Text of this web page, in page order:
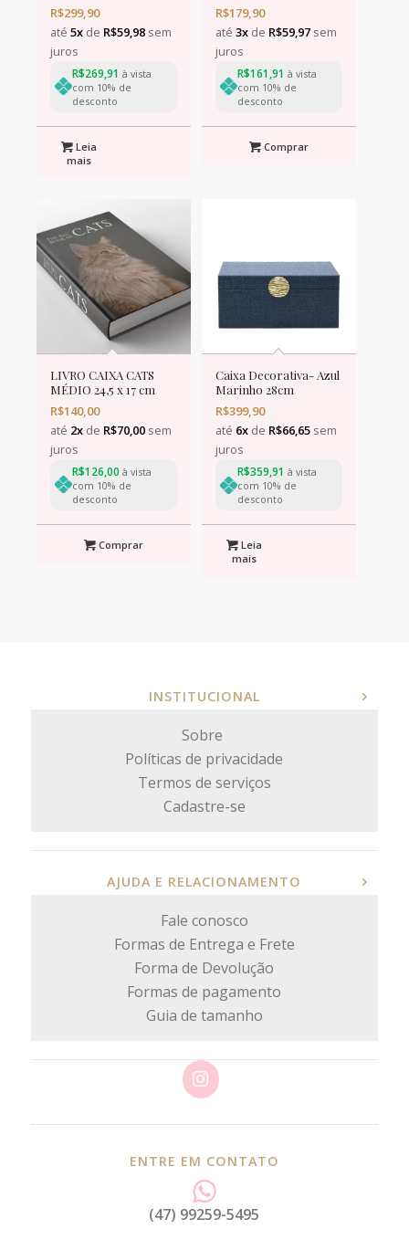
R$299,90
até 5xde R$59,98sem
juros
R$269,91 à vista
com 10% de
desconto
Leia
mais
R$179,90
até 3xde R$59,97sem
juros
R$161,91 à vista
com 10% de
desconto
Comprar
LIVRO CAIXA CATS
MÉDIO 24,5 x 17 cm
R$140,00
até 2xde R$70,00sem
juros
R$126,00 à vista
com 10% de
desconto
Comprar
Caixa Decorativa- Azul
Marinho 28cm
R$399,90
até 6xde R$66,65sem
juros
R$359,91 à vista
com 10% de
desconto
Leia
mais
INSTITUCIONAL
Sobre
Políticas de privacidade
Termos de serviços
Cadastre-se
AJUDA E RELACIONAMENTO
Fale conosco
Formas de Entrega e Frete
Forma de Devolução
Formas de pagamento
Guia de tamanho
ENTRE EM CONTATO
(47) 99259-5495